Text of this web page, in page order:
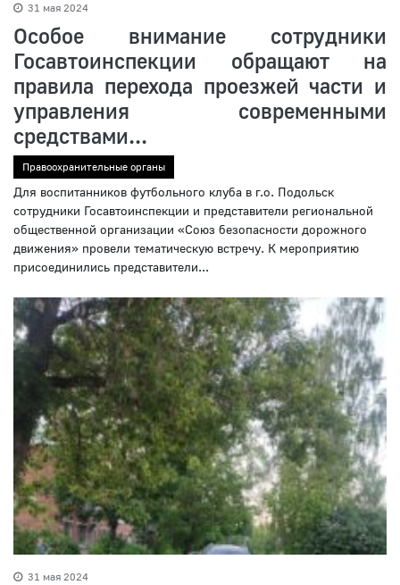
31 мая 2024
Особое внимание сотрудники
Госавтоинспекции обращают на
правила перехода проезжей части и
управления современными
средствами...
Правоохранительные органы
Для воспитанников футбольного клуба в г.о. Подольск
сотрудники Госавтоинспекции и представители региональной
общественной организации «Союз безопасности дорожного
движения» провели тематическую встречу. К мероприятию
присоединились представители...
31 мая 2024